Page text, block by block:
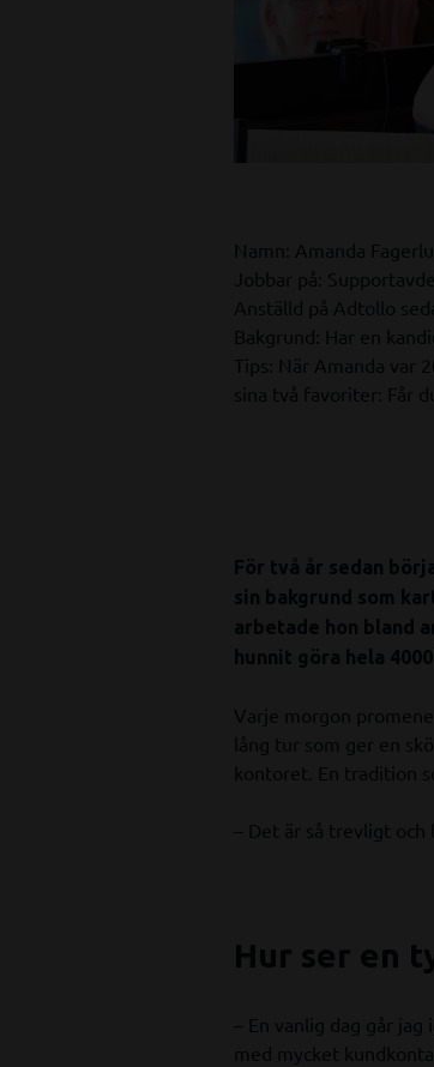
Namn: Amanda
Jobbar på:
Anställd på Adtollo
Bakgrund: Har en
Tips: När Amanda var
sina två favoriter: Får
För två år sedan
sin bakgrund som
arbetade hon bland
hunnit göra hela
Varje morgon
lång tur som ger en
kontoret. En tradition
– Det är så trevligt och
Hur ser en
– En vanlig dag går
med mycket